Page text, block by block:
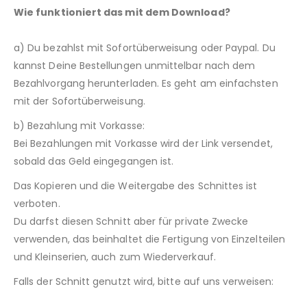
Wie funktioniert das mit dem Download?
a) Du bezahlst mit Sofortüberweisung oder Paypal. Du
kannst Deine Bestellungen unmittelbar nach dem
Bezahlvorgang herunterladen. Es geht am einfachsten
mit der Sofortüberweisung.
b) Bezahlung mit Vorkasse:
Bei Bezahlungen mit Vorkasse wird der Link versendet,
sobald das Geld eingegangen ist.
Das Kopieren und die Weitergabe des Schnittes ist
verboten.
Du darfst diesen Schnitt aber für private Zwecke
verwenden, das beinhaltet die Fertigung von Einzelteilen
und Kleinserien, auch zum Wiederverkauf.
Falls der Schnitt genutzt wird, bitte auf uns verweisen: